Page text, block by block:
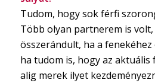
Tudom, hogy sok férfi
Több olyan partnerem is
összerándult, ha a
ha tudom is, hogy az aktuális
alig merek ilyet